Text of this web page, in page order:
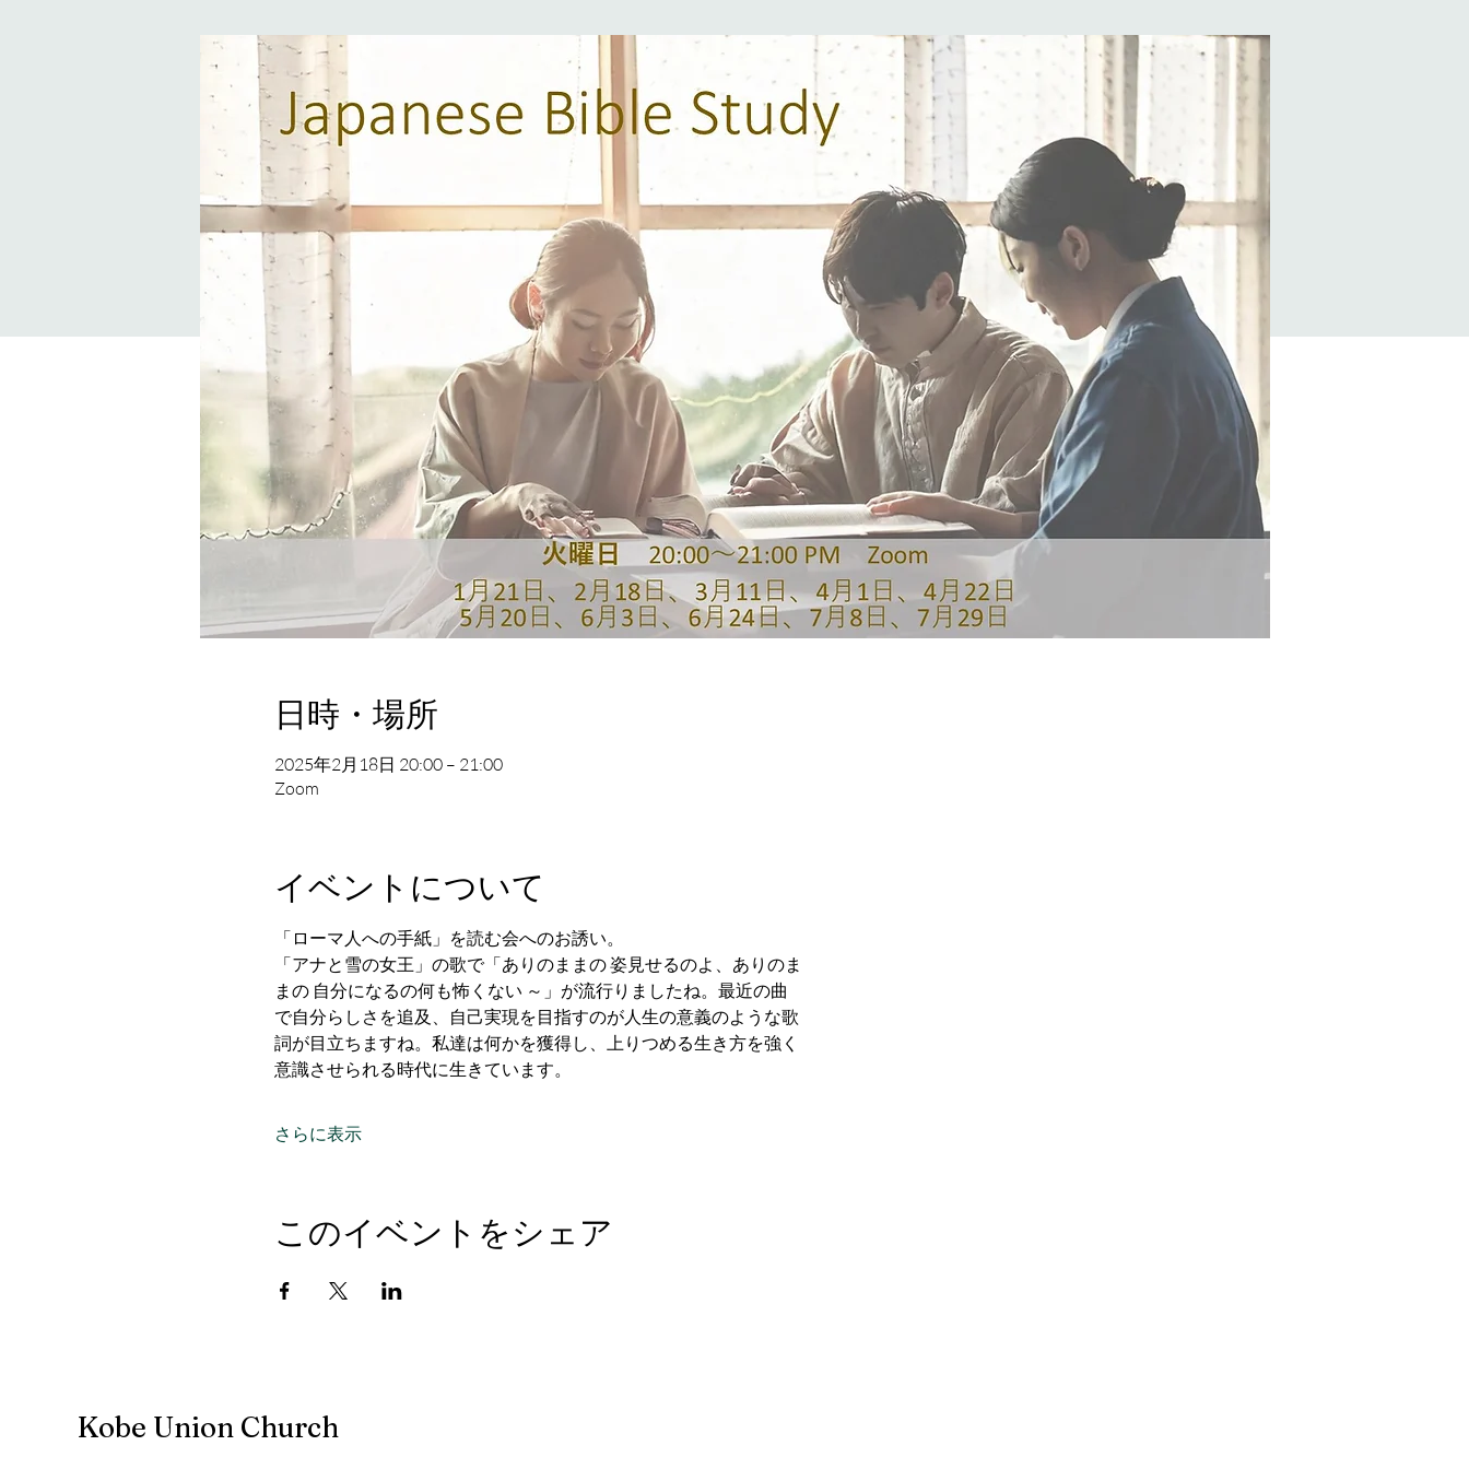
日時・場所
2025年2月18日 20:00 – 21:00
Zoom
イベントについて
「ローマ人への手紙」を読む会へのお誘い。
「アナと雪の女王」の歌で「ありのままの 姿見せるのよ、ありのま
まの 自分になるの何も怖くない ～」が流行りましたね。最近の曲
で自分らしさを追及、自己実現を目指すのが人生の意義のような歌
詞が目立ちますね。私達は何かを獲得し、上りつめる生き方を強く
意識させられる時代に生きています。
さらに表示
このイベントをシェア
Kobe Union Church